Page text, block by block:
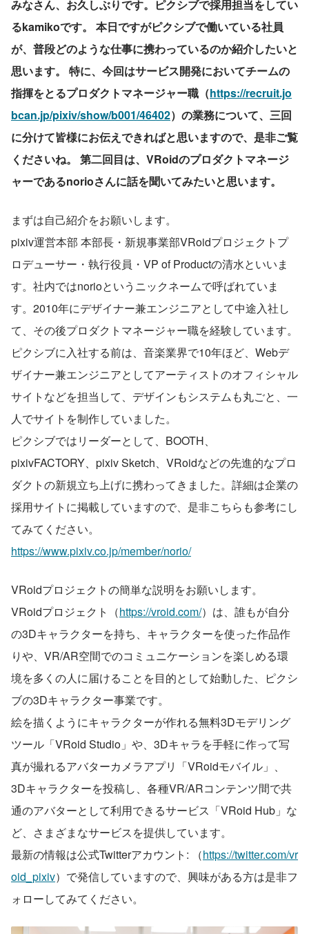
みなさん、お久しぶりです。ピクシブで採用担当をしてい
るkamikoです。 本日ですがピクシブで働いている社員
が、普段どのような仕事に携わっているのか紹介したいと
思います。 特に、今回はサービス開発においてチームの
指揮をとるプロダクトマネージャー職（https://recruit.jo
bcan.jp/pixiv/show/b001/46402）の業務について、三回
に分けて皆様にお伝えできればと思いますので、是非ご覧
くださいね。 第二回目は、VRoidのプロダクトマネージ
ャーであるnorioさんに話を聞いてみたいと思います。
まずは自己紹介をお願いします。
pixiv運営本部 本部長・新規事業部VRoidプロジェクトプ
ロデューサー・執行役員・VP of Productの清水といいま
す。社内ではnorioというニックネームで呼ばれていま
す。2010年にデザイナー兼エンジニアとして中途入社し
て、その後プロダクトマネージャー職を経験しています。
ピクシブに入社する前は、音楽業界で10年ほど、Webデ
ザイナー兼エンジニアとしてアーティストのオフィシャル
サイトなどを担当して、デザインもシステムも丸ごと、一
人でサイトを制作していました。
ピクシブではリーダーとして、BOOTH、
pixivFACTORY、pixiv Sketch、VRoidなどの先進的なプロ
ダクトの新規立ち上げに携わってきました。詳細は企業の
採用サイトに掲載していますので、是非こちらも参考にし
てみてください。
https://www.pixiv.co.jp/member/norio/
VRoidプロジェクトの簡単な説明をお願いします。
VRoidプロジェクト（https://vroid.com/）は、誰もが自分
の3Dキャラクターを持ち、キャラクターを使った作品作
りや、VR/AR空間でのコミュニケーションを楽しめる環
境を多くの人に届けることを目的として始動した、ピクシ
ブの3Dキャラクター事業です。
絵を描くようにキャラクターが作れる無料3Dモデリング
ツール「VRoid Studio」や、3Dキャラを手軽に作って写
真が撮れるアバターカメラアプリ「VRoidモバイル」、
3Dキャラクターを投稿し、各種VR/ARコンテンツ間で共
通のアバターとして利用できるサービス「VRoid Hub」な
ど、さまざまなサービスを提供しています。
最新の情報は公式Twitterアカウント: （https://twitter.com/vr
oid_pixiv）で発信していますので、興味がある方は是非フ
ォローしてみてください。